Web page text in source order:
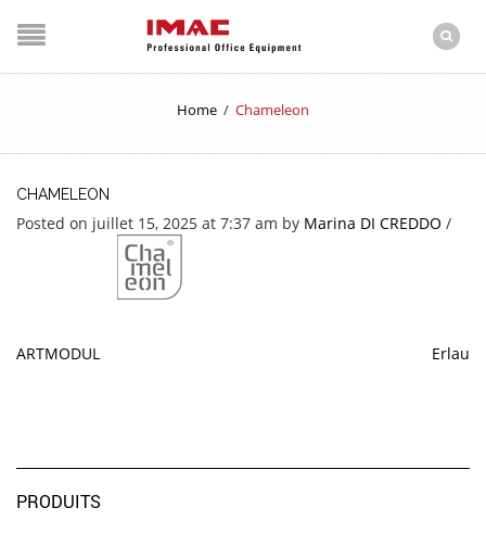
Home / Chameleon
CHAMELEON
Posted on juillet 15, 2025 at 7:37 am by Marina DI CREDDO /
ARTMODUL Erlau
PRODUITS